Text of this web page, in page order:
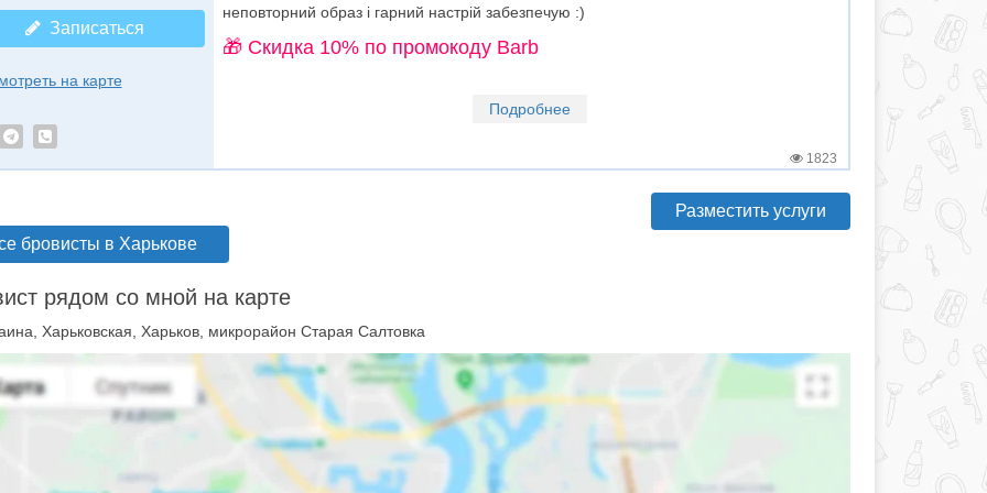
Записаться
на карте
неповторний образ і гарний настрій забезпечую :)
🎁 Cкидка 10% по промокоду Barb
Подробнее
1823
бровисты в Харькове
Разместить услуги
рядом со мной на карте
Харьковская, Харьков, микрорайон Старая Салтовка